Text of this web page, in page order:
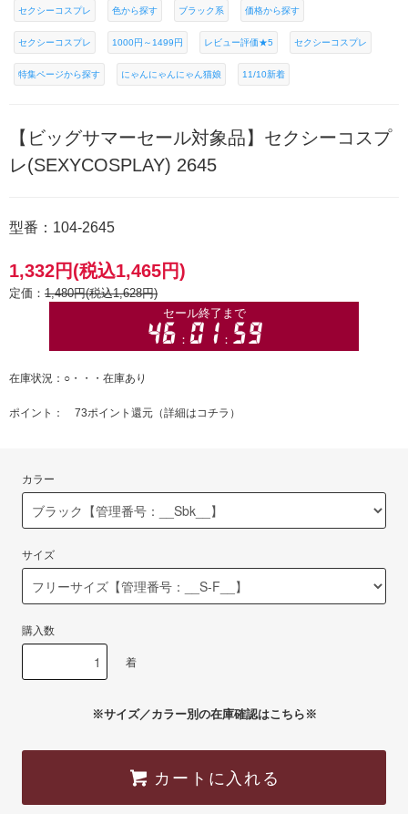
セクシーコスプレ 色から探す ブラック系 価格から探す
セクシーコスプレ 1000円～1499円 レビュー評価★5 セクシーコスプレ
特集ページから探す にゃんにゃんにゃん猫娘 11/10新着
【ビッグサマーセール対象品】セクシーコスプ
レ(SEXYCOSPLAY) 2645
型番：104-2645
1,332円(税込1,465円)
定価： 1,480円(税込1,628円)
在庫状況：○・・・在庫あり
ポイント： 73ポイント還元（詳細はコチラ ）
カラー
サイズ
購入数
着
※サイズ／カラー別の在庫確認はこちら※
カートに入れる